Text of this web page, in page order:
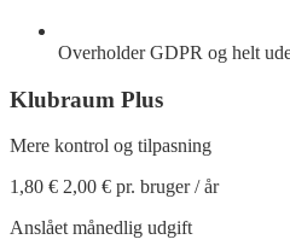
Overholder GDPR og helt
Klubraum Plus
Mere kontrol og tilpasning
1,80 € 2,00 € pr. bruger / år
Anslået månedlig udgift